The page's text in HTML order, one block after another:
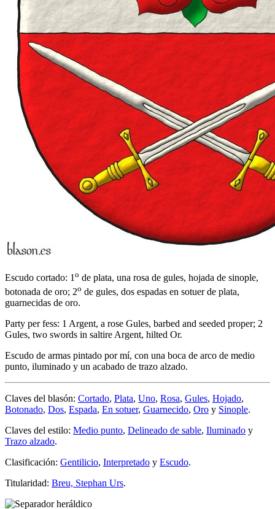
Escudo cortado: 1o de plata, una rosa de gules, hojada de sinople,
botonada de oro; 2o de gules, dos espadas en sotuer de plata,
guarnecidas de oro.
Party per fess: 1 Argent, a rose Gules, barbed and seeded proper; 2
Gules, two swords in saltire Argent, hilted Or.
Escudo de armas pintado por mí, con una boca de arco de medio
punto, iluminado y un acabado de trazo alzado.
Claves del blasón: Cortado, Plata, Uno, Rosa, Gules, Hojado,
Botonado, Dos, Espada, En sotuer, Guarnecido, Oro y Sinople.
Claves del estilo: Medio punto, Delineado de sable, Iluminado y
Trazo alzado.
Clasificación: Gentilicio, Interpretado y Escudo.
Titularidad: Breu, Stephan Urs.